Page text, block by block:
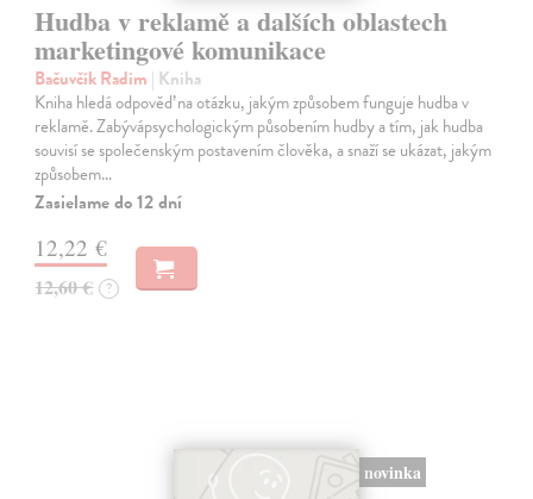
Hudba v reklamě a dalších oblastech
marketingové komunikace
Bačuvčík Radim | Kniha
Kniha hledá odpověď na otázku, jakým způsobem funguje hudba v
reklamě. Zabývápsychologickým působením hudby a tím, jak hudba
souvisí se společenským postavením člověka, a snaží se ukázat, jakým
způsobem…
Zasielame do 12 dní
12,22 €
12,60 € ?
novinka